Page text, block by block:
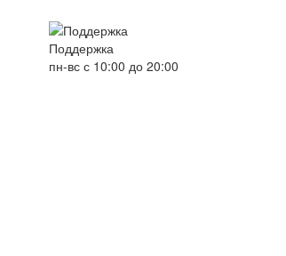
Поддержка
пн-вс с 10:00 до 20:00